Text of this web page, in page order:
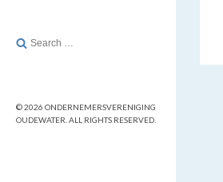
Search
© 2026 ONDERNEMERSVERENIGING
OUDEWATER. ALL RIGHTS RESERVED.